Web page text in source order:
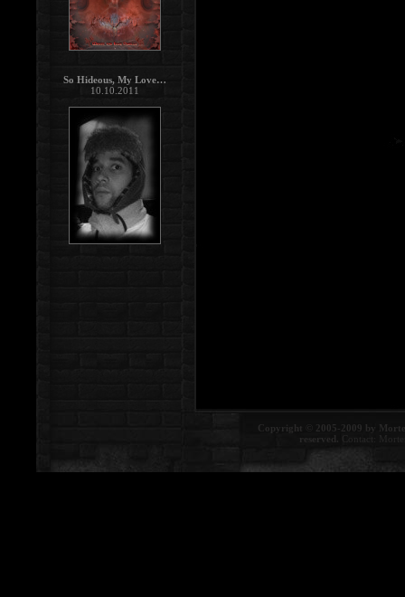
Copyright © 2005-2009 by
reserved. Contact:
So Hideous, My Love…
10.10.2011